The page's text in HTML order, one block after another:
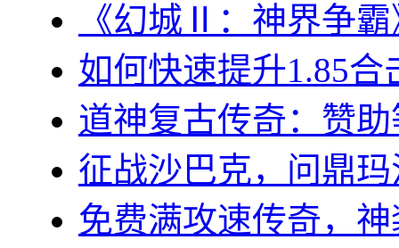
《幻城Ⅱ：神界争
如何快速提升1.85
道神复古传奇：赞
征战沙巴克，问鼎
免费满攻速传奇，